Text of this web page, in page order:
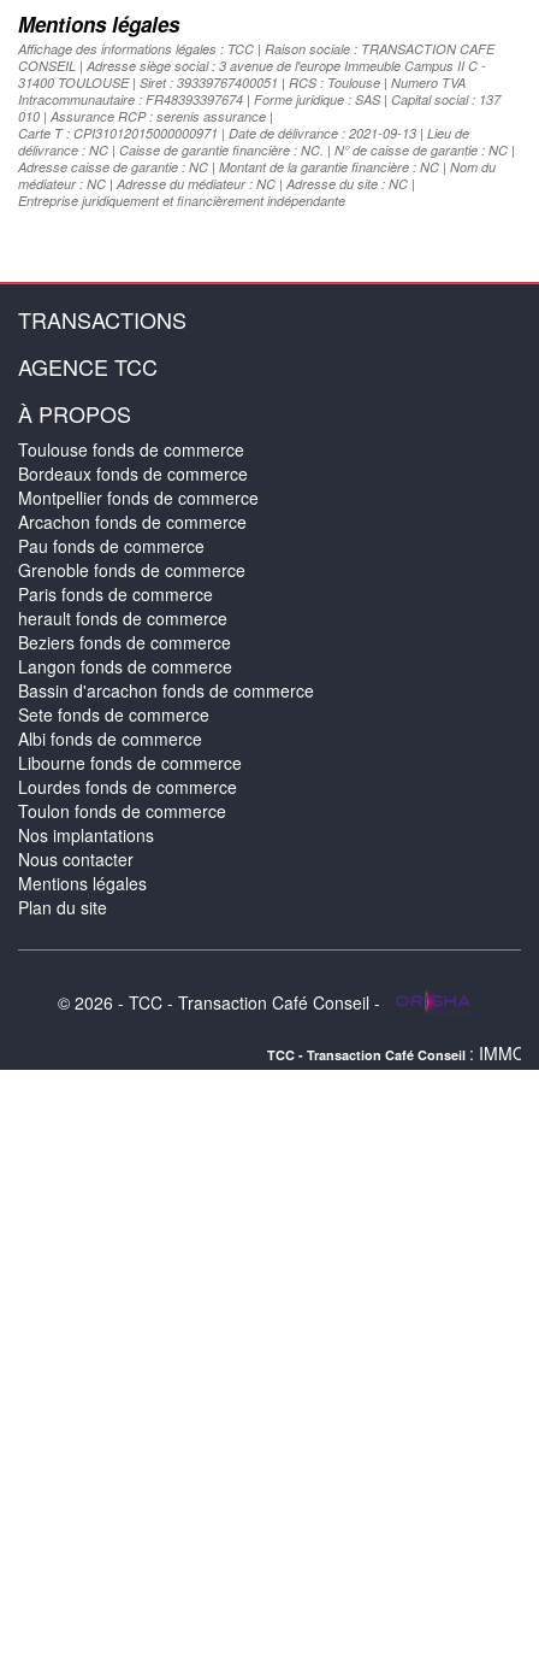
Mentions légales
Affichage des informations légales : TCC | Raison sociale : TRANSACTION CAFE
CONSEIL | Adresse siège social : 3 avenue de l'europe Immeuble Campus II C -
31400 TOULOUSE | Siret : 39339767400051 | RCS : Toulouse | Numero TVA
Intracommunautaire : FR48393397674 | Forme juridique : SAS | Capital social : 137
010 | Assurance RCP : serenis assurance |
Carte T : CPI31012015000000971 | Date de délivrance : 2021-09-13 | Lieu de
délivrance : NC | Caisse de garantie financière : NC. | N° de caisse de garantie : NC |
Adresse caisse de garantie : NC | Montant de la garantie financière : NC | Nom du
médiateur : NC | Adresse du médiateur : NC | Adresse du site : NC |
Entreprise juridiquement et financièrement indépendante
TRANSACTIONS
AGENCE TCC
À PROPOS
Toulouse fonds de commerce
Bordeaux fonds de commerce
Montpellier fonds de commerce
Arcachon fonds de commerce
Pau fonds de commerce
Grenoble fonds de commerce
Paris fonds de commerce
herault fonds de commerce
Beziers fonds de commerce
Langon fonds de commerce
Bassin d'arcachon fonds de commerce
Sete fonds de commerce
Albi fonds de commerce
Libourne fonds de commerce
Lourdes fonds de commerce
Toulon fonds de commerce
Nos implantations
Nous contacter
Mentions légales
Plan du site
© 2026 - TCC - Transaction Café Conseil -
TCC - Transaction Café Conseil: IMMOBILIER ALBI